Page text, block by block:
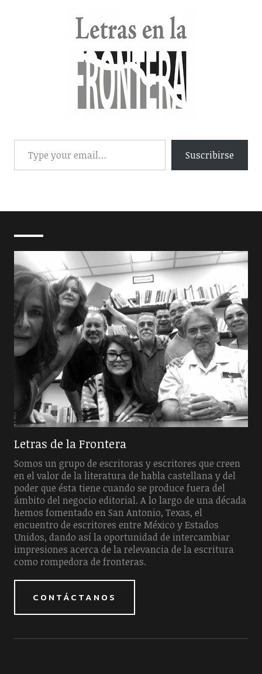
Suscribirse
Letras de la Frontera
Somos un grupo de escritoras y escritores que creen
en el valor de la literatura de habla castellana y del
poder que ésta tiene cuando se produce fuera del
ámbito del negocio editorial. A lo largo de una década
hemos fomentado en San Antonio, Texas, el
encuentro de escritores entre México y Estados
Unidos, dando así la oportunidad de intercambiar
impresiones acerca de la relevancia de la escritura
como rompedora de fronteras.
CONTÁCTANOS